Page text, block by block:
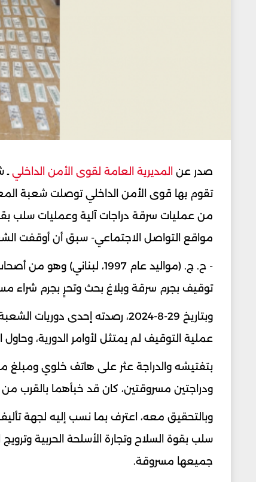
صدر عن المديرية العامة لقوى الأمن الداخلي ـ
تقوم بها قوى الأمن الداخلي توصلت شعبة
من عمليات سرقة دراجات آلية وعمليات سلب
مواقع التواصل الاجتماعي- سبق أن أوقفت
- ح. ج. (مواليد عام 1997،
توقيف بجرم سرقة وبلاغ بحث وتحرٍ بجرم شراء
وبتاريخ 29-8-2024، رصدته
عملية التوقيف لم يمتثل لأوامر الدورية،
ودراجتين مسروقتين، كان قد خبأهما بالقرب
وبالتحقيق معه، اعترف بما نسب إليه لجهة
سلب بقوة السلاح وتجارة الأسلحة الحربية
جميعها مسروقة.